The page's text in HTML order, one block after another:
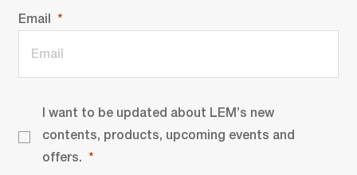
Email
I want to be updated about LEM’s new
contents, products, upcoming events and
offers.